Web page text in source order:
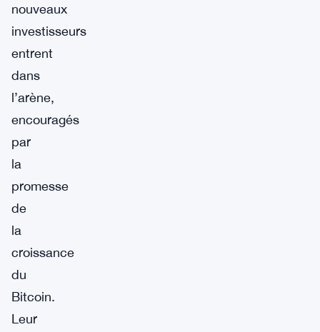
nouveaux
investisseurs
entrent
dans
l’arène,
encouragés
par
la
promesse
de
la
croissance
du
Bitcoin.
Leur